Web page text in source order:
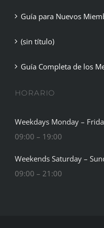
Guía para Nuevos
(sin título)
Guía Completa de los
HORARIO
Weekdays Monday –
09:00 – 19:00
Weekends Saturday –
09:00 – 21:00